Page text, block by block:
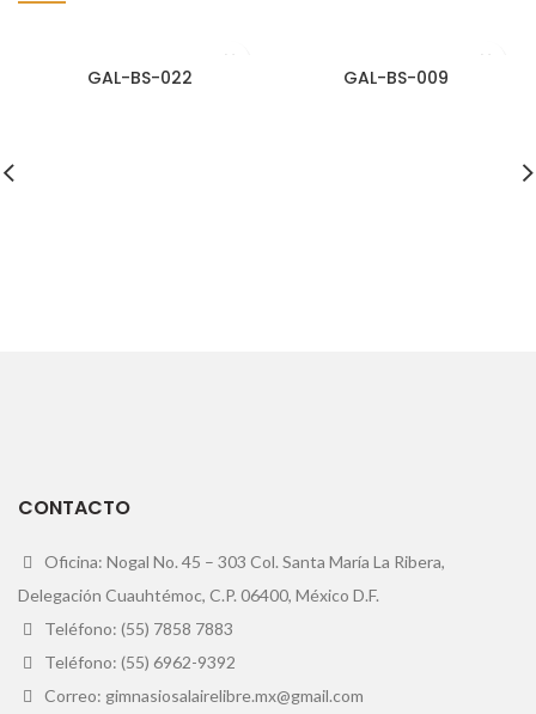
GAL-BS-022 GAL-BS-009
CONTACTO
Oficina: Nogal No. 45 – 303 Col. Santa María La Ribera,
Delegación Cuauhtémoc, C.P. 06400, México D.F.
Teléfono: (55) 7858 7883
Teléfono: (55) 6962-9392
Correo: gimnasiosalairelibre.mx@gmail.com